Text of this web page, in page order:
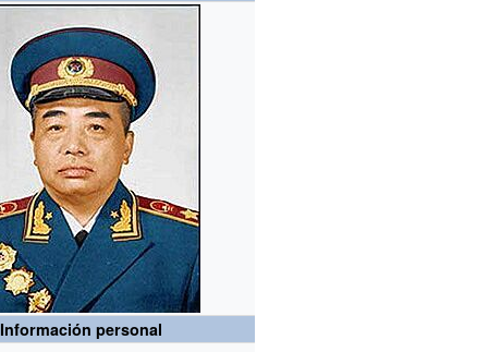
Información personal